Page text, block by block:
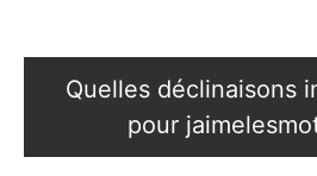
Quelles déclinaisons
pour